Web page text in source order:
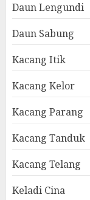
Daun Lengundi
Daun Sabung
Kacang Itik
Kacang Kelor
Kacang Parang
Kacang Tanduk
Kacang Telang
Keladi Cina